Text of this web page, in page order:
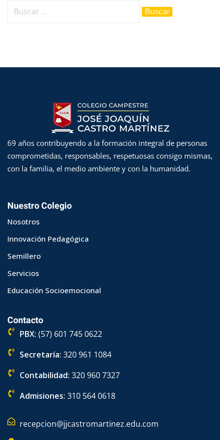
English CLT
Plena
PQRS
69 años contribuyendo a la formación integral de personas
comprometidas, responsables, respetuosas consigo mismas,
con la familia, el medio ambiente y con la humanidad.
Nuestro Colegio
Nosotros
Innovación Pedagógica
Semillero
Servicios
Educación Socioemocional
Contacto
PBX: (57) 601 745 0622
Secretaría: 320 961 1084
Contabilidad: 320 960 7327
Admisiones: 310 564 0618
recepcion@jjcastromartinez.edu.com